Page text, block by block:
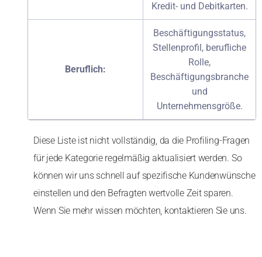
Kredit- und Debitkarten.
Beruflich:
Beschäftigungsstatus,
Stellenprofil, berufliche
Rolle,
Beschäftigungsbranche
und
Unternehmensgröße.
Diese Liste ist nicht vollständig, da die Profiling-Fragen
für jede Kategorie regelmäßig aktualisiert werden. So
können wir uns schnell auf spezifische Kundenwünsche
einstellen und den Befragten wertvolle Zeit sparen.
Wenn Sie mehr wissen möchten, kontaktieren Sie uns.